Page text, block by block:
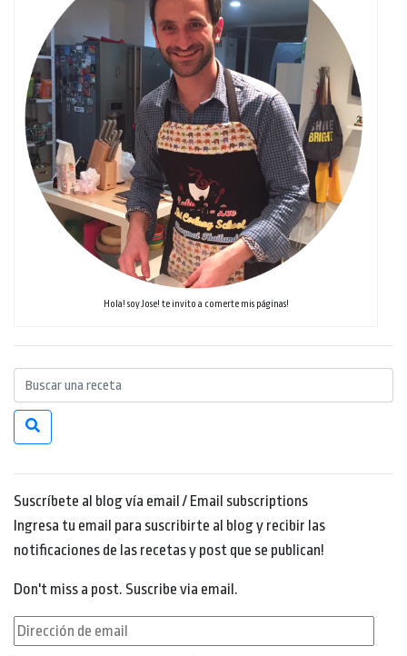
Hola! soy Jose! te invito a comerte mis páginas!
Suscríbete al blog vía email / Email subscriptions
Ingresa tu email para suscribirte al blog y recibir las
notificaciones de las recetas y post que se publican!
Don't miss a post. Suscribe via email.
Dirección